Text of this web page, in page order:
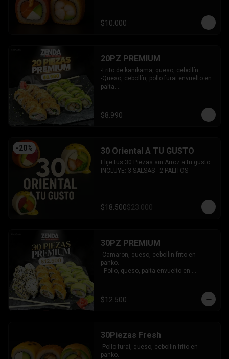
$10.000
20PZ PREMIUM
-Frito de kanikama, queso, cebollín
-Queso, cebollín, pollo furai envuelto en
palta.
$8.990
-20% 30 Oriental A TU GUSTO
Elije tus 30 Piezas sin Arroz a tu gusto.
INCLUYE: 3 SALSAS - 2 PALITOS
$18.500$23.000
30PZ PREMIUM
-Camaron, queso, cebollin frito en
panko.
- Pollo, queso, palta envuelto en
palta.
INCLUYE: 3 SALSAS - 2 PALITOS
$12.500
30Piezas Fresh
-Pollo furai, queso, cebollin frito en
panko.